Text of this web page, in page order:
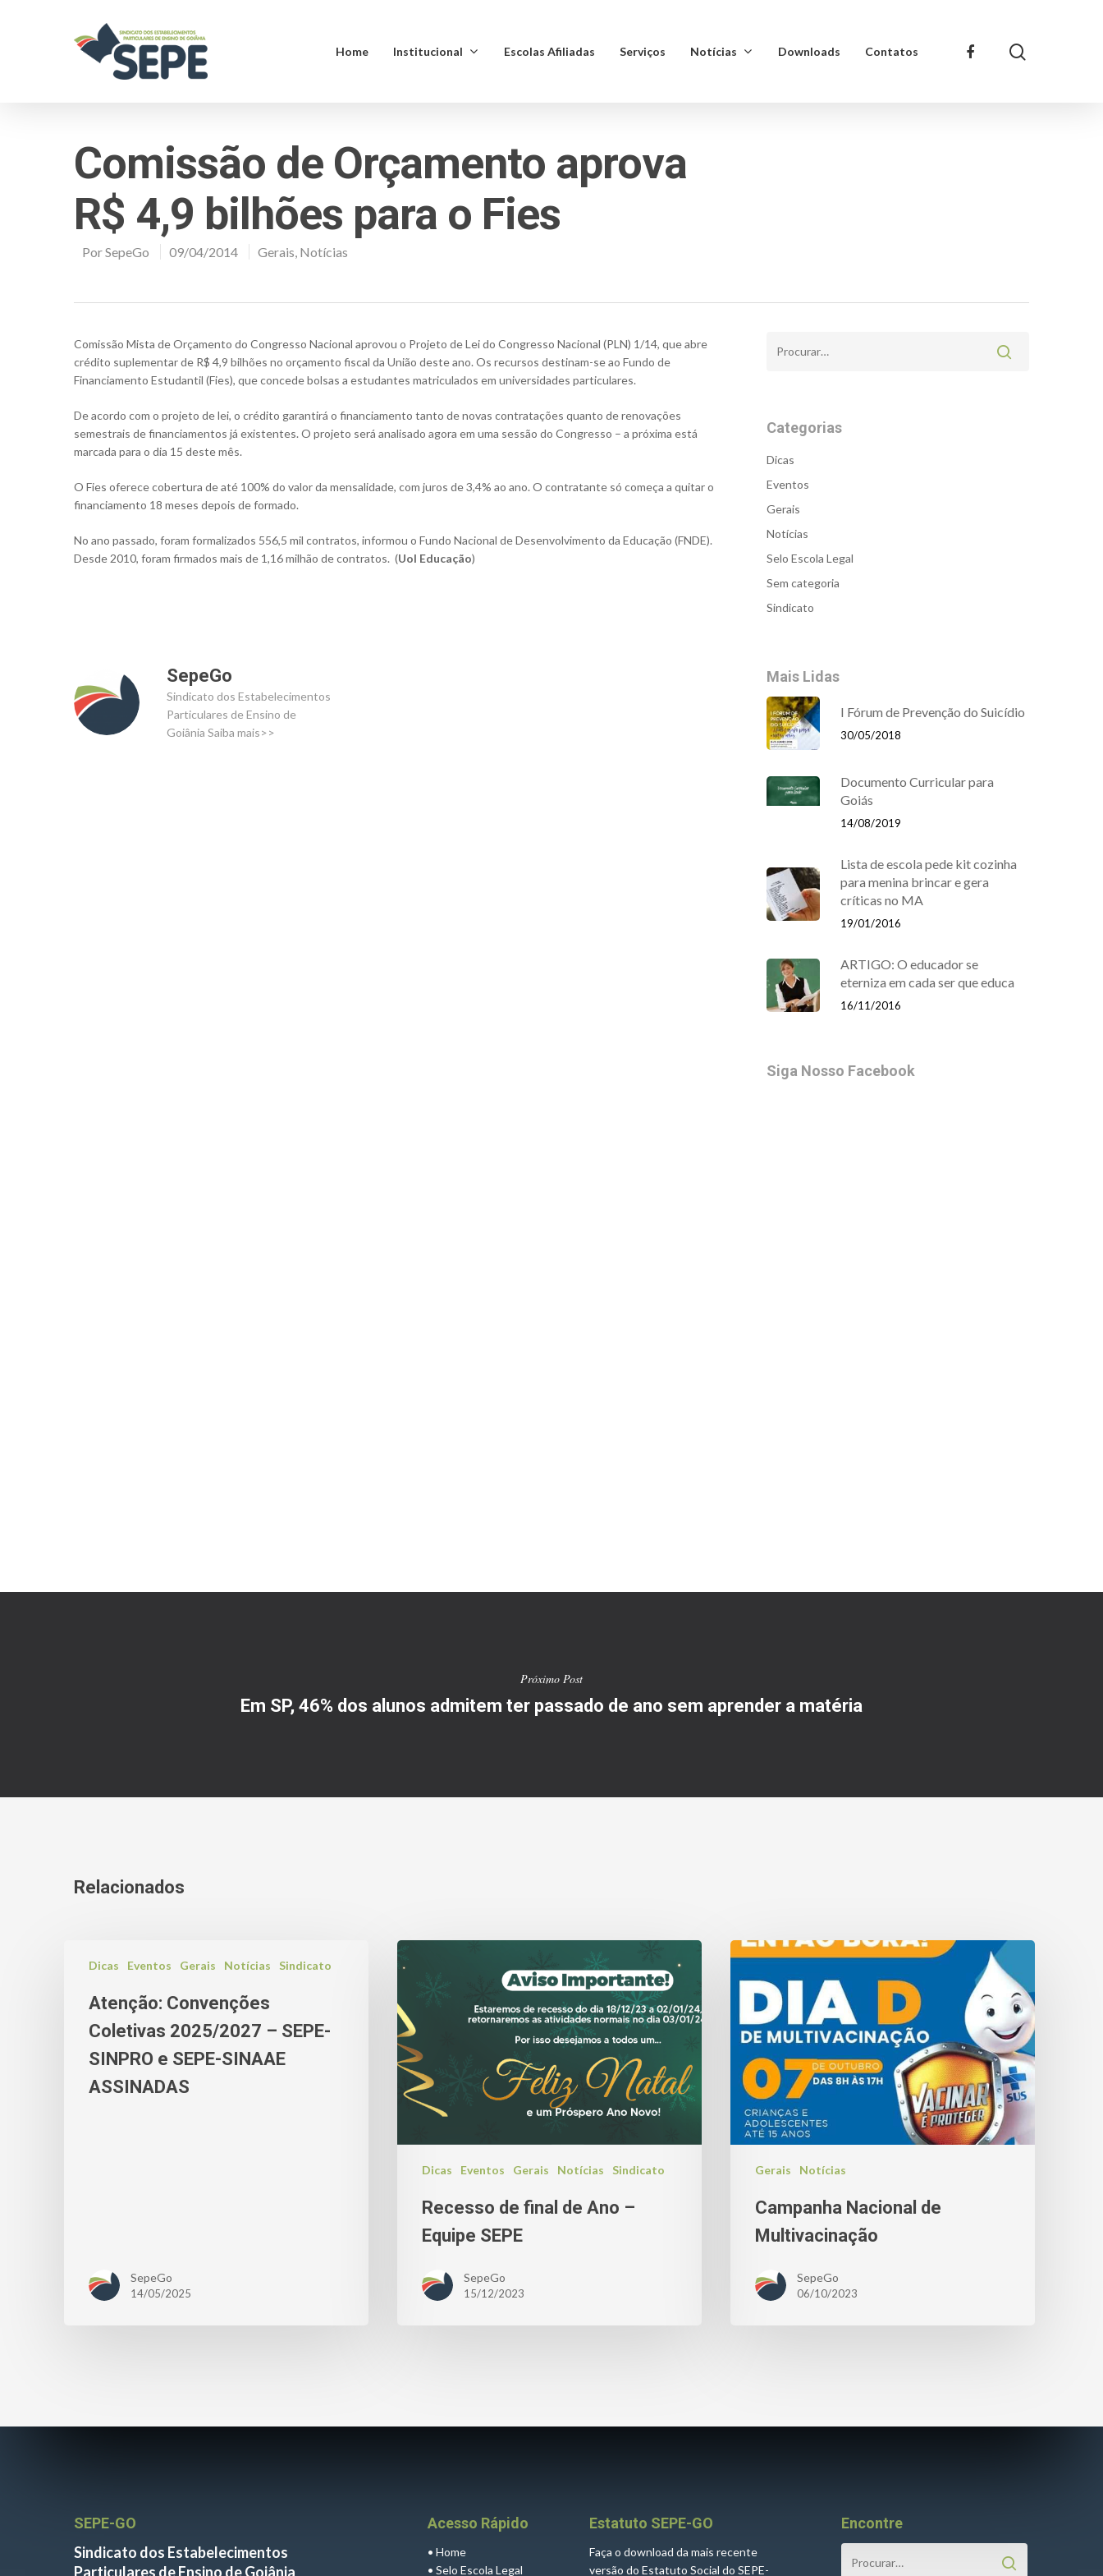
Aperte Enter para procurar ou ESC para fechar
Home Institucional Escolas Afiliadas Serviços Notícias Downloads Contatos
Comissão de Orçamento aprova
R$ 4,9 bilhões para o Fies
PorSepeGo 09/04/2014 Gerais, Notícias
Comissão Mista de Orçamento do Congresso Nacional aprovou o Projeto de Lei do Congresso Nacional (PLN) 1/14, que abre
crédito suplementar de R$ 4,9 bilhões no orçamento fiscal da União deste ano. Os recursos destinam-se ao Fundo de
Financiamento Estudantil (Fies), que concede bolsas a estudantes matriculados em universidades particulares.
De acordo com o projeto de lei, o crédito garantirá o financiamento tanto de novas contratações quanto de renovações
semestrais de financiamentos já existentes. O projeto será analisado agora em uma sessão do Congresso – a próxima está
marcada para o dia 15 deste mês.
O Fies oferece cobertura de até 100% do valor da mensalidade, com juros de 3,4% ao ano. O contratante só começa a quitar o
financiamento 18 meses depois de formado.
No ano passado, foram formalizados 556,5 mil contratos, informou o Fundo Nacional de Desenvolvimento da Educação (FNDE).
Desde 2010, foram firmados mais de 1,16 milhão de contratos. (Uol Educação)
SepeGo
Sindicato dos Estabelecimentos
Particulares de Ensino de
Goiânia Saiba mais>>
Categorias
Dicas
Eventos
Gerais
Notícias
Selo Escola Legal
Sem categoria
Sindicato
Mais Lidas
I Fórum de Prevenção do Suicídio
30/05/2018
Documento Curricular para
Goiás
14/08/2019
Lista de escola pede kit cozinha
para menina brincar e gera
críticas no MA
19/01/2016
ARTIGO: O educador se
eterniza em cada ser que educa
16/11/2016
Siga Nosso Facebook
Próximo Post
Em SP, 46% dos alunos admitem ter passado de ano sem aprender a matéria
Relacionados
Dicas Eventos Gerais Notícias Sindicato
Atenção: Convenções
Coletivas 2025/2027 – SEPE-
SINPRO e SEPE-SINAAE
ASSINADAS
SepeGo
14/05/2025
Dicas Eventos Gerais Notícias Sindicato
Recesso de final de Ano –
Equipe SEPE
SepeGo
15/12/2023
Gerais Notícias
Campanha Nacional de
Multivacinação
SepeGo
06/10/2023
SEPE-GO
Sindicato dos Estabelecimentos
Particulares de Ensino de Goiânia
Acesso Rápido
• Home
• Selo Escola Legal
Estatuto SEPE-GO
Faça o download da mais recente
versão do Estatuto Social do SEPE-
Encontre